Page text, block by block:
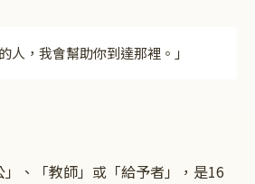
人，我會幫助你到達那裡。 」
」、「教師」或「給予者」，是16